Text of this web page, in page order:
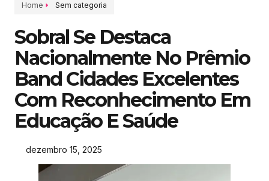
Home Sem categoria
Sobral Se Destaca
Nacionalmente No Prêmio
Band Cidades Excelentes
Com Reconhecimento Em
Educação E Saúde
dezembro 15, 2025